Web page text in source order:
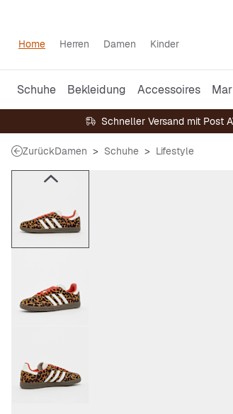
Home Herren Damen Kinder
Schuhe Bekleidung Accessoires
Schneller Versand mit Post
ZurückDamen Schuhe Lifestyle